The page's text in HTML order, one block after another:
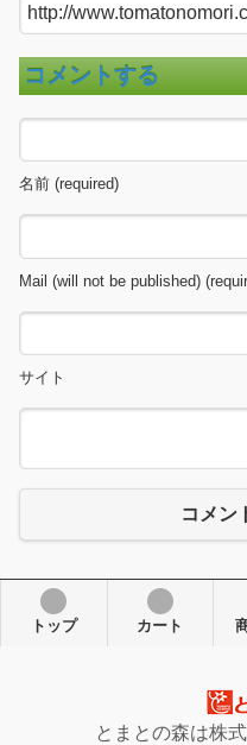
コメントする
名前 (required)
Mail (will not be published)
サイト
コメン
トップ カート
とまとの森は株